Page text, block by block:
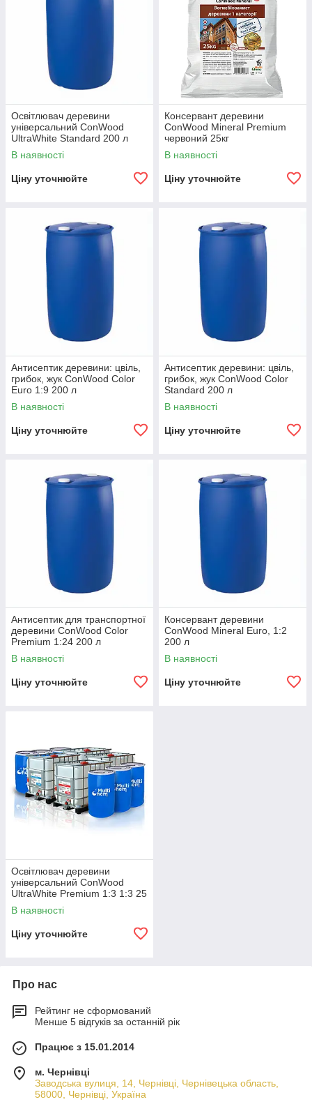
Освітлювач деревини
універсальний ConWood
UltraWhite Standard 200 л
В наявності
Ціну уточнюйте
Консервант деревини
ConWood Mineral Premium
червоний 25кг
В наявності
Ціну уточнюйте
Антисептик деревини: цвіль,
грибок, жук ConWood Color
Euro 1:9 200 л
В наявності
Ціну уточнюйте
Антисептик деревини: цвіль,
грибок, жук ConWood Color
Standard 200 л
В наявності
Ціну уточнюйте
Антисептик для транспортної
деревини ConWood Color
Premium 1:24 200 л
В наявності
Ціну уточнюйте
Консервант деревини
ConWood Mineral Euro, 1:2
200 л
В наявності
Ціну уточнюйте
Освітлювач деревини
універсальний ConWood
UltraWhite Premium 1:3 1:3 25
кг
В наявності
Ціну уточнюйте
Про нас
Рейтинг не сформований
Менше 5 відгуків за останній рік
Працює з 15.01.2014
м. Чернівці
Заводська вулиця, 14, Чернівці, Чернівецька область,
58000, Чернівці, Україна